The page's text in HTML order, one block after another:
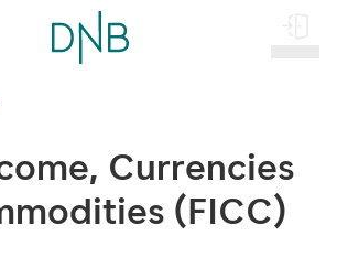
Currencies
(FICC)